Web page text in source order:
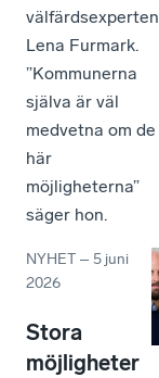
välfärdsexperten
Lena Furmark.
”Kommunerna
själva är väl
medvetna om de
här
möjligheterna”
säger hon.
NYHET –5 juni
2026
Stora
möjligheter